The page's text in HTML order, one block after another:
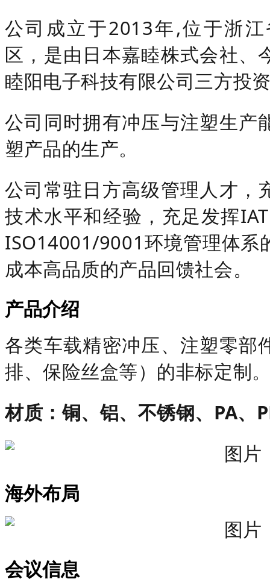
公司成立于2013年,位于浙
区，是由日本嘉睦株式会社、
睦阳电子科技有限公司三方投
公司同时拥有冲压与注塑生产
塑产品的生产。
公司常驻日方高级管理人才，
技术水平和经验，充足发挥
ISO14001/9001环境管理体系
成本高品质的产品回馈社会。
产品介绍
各类车载精密冲压、注塑零部
排、保险丝盒等）的非标定制
材质 ：铜、铝、不锈钢、PA、
海外布局
会议信息